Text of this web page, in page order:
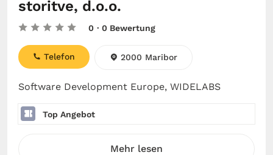
storitve, d.o.o.
0 · 0 Bewertung
Software Development Europe, WIDELABS
Telefon 2000 Maribor
Top Angebot
Mehr lesen